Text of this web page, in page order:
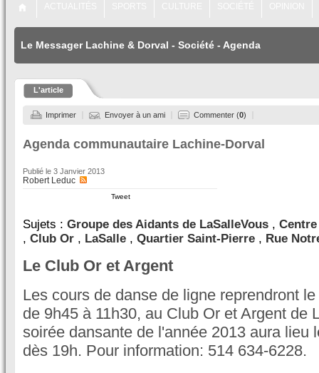
Le Messager Lachine & Dorval - Société - Agenda
L'article
Imprimer Envoyer à un ami Commenter (0)
Agenda communautaire Lachine-Dorval
Publié le 3 Janvier 2013
Robert Leduc
Tweet
Sujets : Groupe des Aidants de LaSalleVous ,
, Club Or , LaSalle , Quartier Saint-Pierre , Rue
Le Club Or et Argent
Les cours de danse de ligne reprendront
de 9h45 à 11h30, au Club Or et Argent de
soirée dansante de l'année 2013 aura lieu
dès 19h. Pour information: 514 634-6228.